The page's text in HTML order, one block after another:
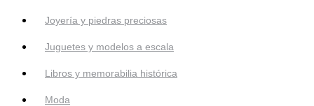
Joyería y piedras preciosas
Juguetes y modelos a escala
Libros y memorabilia histórica
Moda